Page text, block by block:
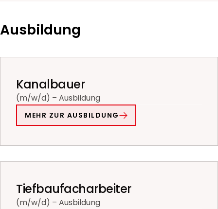
Ausbildung
Kanalbauer
(m/w/d) – Ausbildung
MEHR ZUR AUSBILDUNG
Tiefbaufacharbeiter
(m/w/d) – Ausbildung